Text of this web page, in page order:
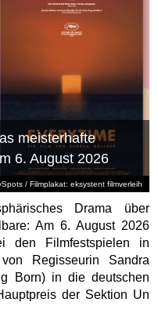
/ Filmplakat: eksystent filmverleih
meisterhafte
6. August 2026
Drama über
Am 6. August 2026
den Filmfestspielen in
Regisseurin Sandra
Born) in die deutschen
der Sektion Un